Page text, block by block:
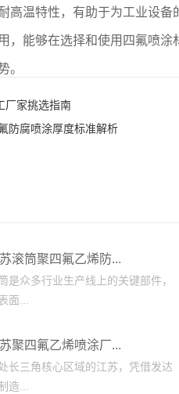
高温特性，有助于为工业设
，能够在选择和使用四氟喷
。
厂家挑选指南
防腐喷涂厚度标准解析
滚筒聚四氟乙烯防...
是众多行业生产线上的关键部件，
面...
聚四氟乙烯喷涂厂...
长三角核心区域的江苏，凭借发达
造...